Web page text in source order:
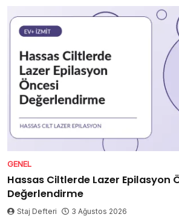
GENEL
Hassas Ciltlerde Lazer Epilasyon
Değerlendirme
Staj Defteri 3 Ağustos 2026